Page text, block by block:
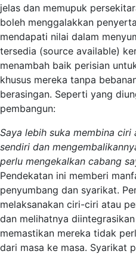
jelas dan memupuk
boleh menggalakkan
mendapati nilai dalam
tersedia (source available)
menambah baik perisian
khusus mereka tanpa
berasingan. Seperti yang
pembangun:
Saya lebih suka membina
sendiri dan
perlu mengekalkan cabang
Pendekatan ini memberi
penyumbang dan syarikat.
melaksanakan ciri-ciri atau
dan melihatnya
memastikan mereka tidak
dari masa ke masa. Syarikat